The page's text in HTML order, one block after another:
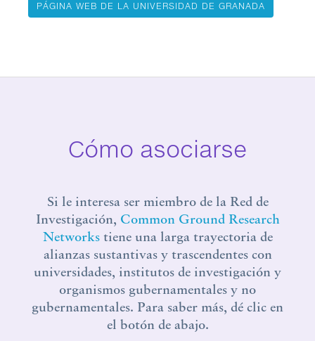
PÁGINA WEB DE LA UNIVERSIDAD DE GRANADA
Cómo asociarse
Si le interesa ser miembro de la Red de
Investigación, Common Ground Research
Networkstiene una larga trayectoria de
alianzas sustantivas y trascendentes con
universidades, institutos de investigación y
organismos gubernamentales y no
gubernamentales. Para saber más, dé clic en
el botón de abajo.